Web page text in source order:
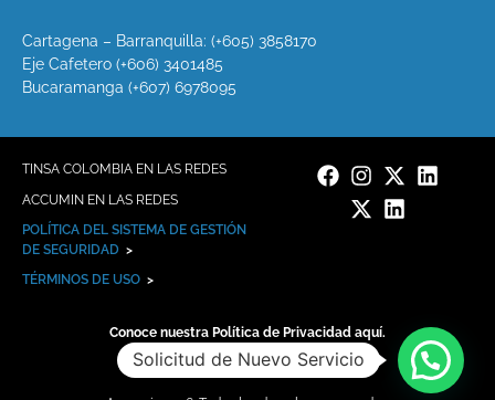
Cartagena – Barranquilla: (+605) 3858170
Eje Cafetero (+606) 3401485
Bucaramanga (+607) 6978095
TINSA COLOMBIA EN LAS REDES
ACCUMIN EN LAS REDES
POLÍTICA DEL SISTEMA DE GESTIÓN
DE SEGURIDAD >
TÉRMINOS DE USO >
Conoce nuestra Política de Privacidad aquí.
Canal de denuncias
Solicitud de Nuevo Servicio